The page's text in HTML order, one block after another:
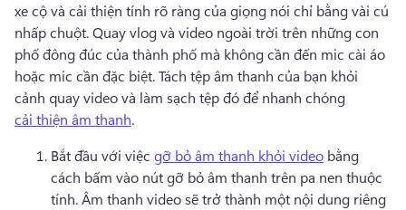
xe cộ và cải thiện tính rõ ràng của giọng nói chỉ bằng vài cú
nhấp chuột. Quay vlog và video ngoài trời trên những con
phố đông đúc của thành phố mà không cần đến mic cài áo
hoặc mic cần đặc biệt. Tách tệp âm thanh của bạn khỏi
cảnh quay video và làm sạch tệp đó để nhanh chóng
cải thiện âm thanh.
Bắt đầu với việc gỡ bỏ âm thanh khỏi video bằng
cách bấm vào nút gỡ bỏ âm thanh trên pa nen thuộc
tính. Âm thanh video sẽ trở thành một nội dung riêng